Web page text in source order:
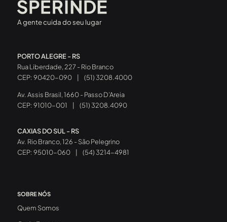
A gente cuida do seu lugar
PORTO ALEGRE - RS
Rua Liberdade, 227 - Rio Branco
CEP: 90420-090
(51) 3208.4000
Av. Assis Brasil, 1660 - Passo D’Areia
CEP: 91010-001
(51) 3208.4090
CAXIAS DO SUL - RS
Av. Rio Branco, 126 - São Pelegrino
CEP: 95010-060
(54) 3214-4981
SOBRE NÓS
Quem Somos